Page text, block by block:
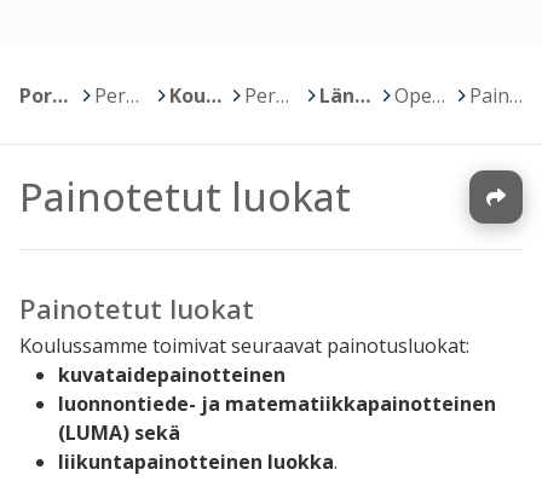
Porin kaupunki Perusopetus Koulujen kotisivut Peruskoulut, luokat 7-9 Länsi-Porin koulu Opetus Painotetut luokat
Painotetut luokat
Painotetut luokat
Koulussamme toimivat seuraavat painotusluokat:
kuvataidepainotteinen
luonnontiede- ja matematiikkapainotteinen
(LUMA) sekä
liikuntapainotteinen luokka.